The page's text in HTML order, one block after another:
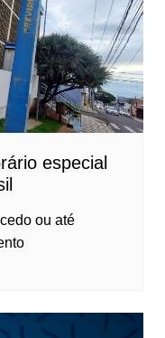
especial
ou até